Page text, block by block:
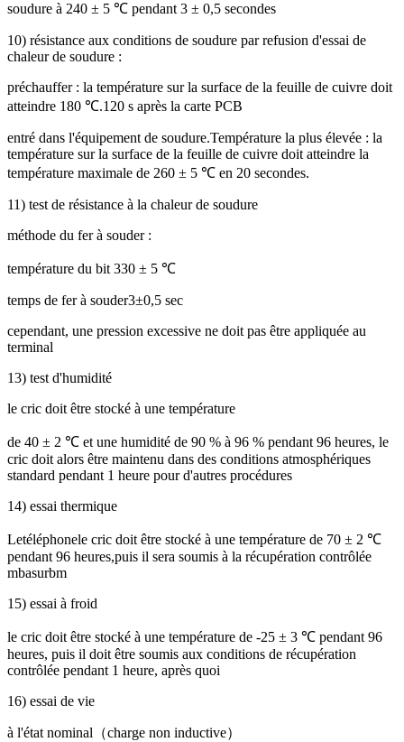
soudure à 240 ± 5 ℃ pendant 3 ± 0,5 secondes
10) résistance aux conditions de soudure par refusion d'essai de
chaleur de soudure :
préchauffer : la température sur la surface de la feuille de cuivre doit
atteindre 180 ℃.120 s après la carte PCB
entré dans l'équipement de soudure.Température la plus élevée : la
température sur la surface de la feuille de cuivre doit atteindre la
température maximale de 260 ± 5 ℃ en 20 secondes.
11) test de résistance à la chaleur de soudure
méthode du fer à souder :
température du bit 330 ± 5 ℃
temps de fer à souder3±0,5 sec
cependant, une pression excessive ne doit pas être appliquée au
terminal
13) test d'humidité
le cric doit être stocké à une température
de 40 ± 2 ℃ et une humidité de 90 % à 96 % pendant 96 heures, le
cric doit alors être maintenu dans des conditions atmosphériques
standard pendant 1 heure pour d'autres procédures
14) essai thermique
Letéléphonele cric doit être stocké à une température de 70 ± 2 ℃
pendant 96 heures,puis il sera soumis à la récupération contrôlée
mbasurbm
15) essai à froid
le cric doit être stocké à une température de -25 ± 3 ℃ pendant 96
heures, puis il doit être soumis aux conditions de récupération
contrôlée pendant 1 heure, après quoi
16) essai de vie
à l'état nominal （charge non inductive）